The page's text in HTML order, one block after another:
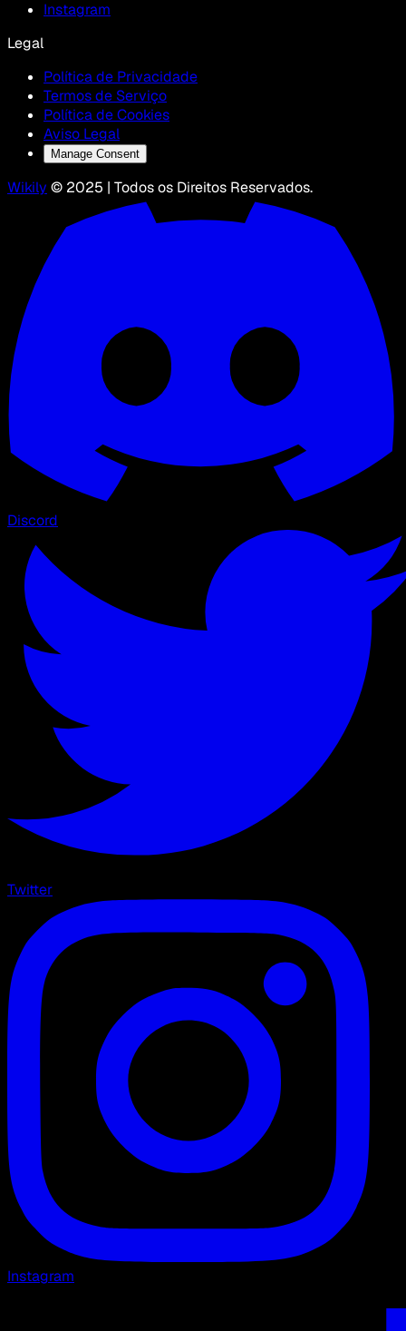
Instagram
Legal
Política de Privacidade
Termos de Serviço
Política de Cookies
Aviso Legal
Manage Consent
Wikily © 2025 | Todos os Direitos Reservados.
Discord
Twitter
Instagram